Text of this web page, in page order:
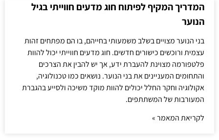
המדריך המקיף לפיתוח חוג מדעים חווייתי בגיל
הנוער
בני הנוער מצויים בשלב משמעותי בחייהם, בו הם מפתחים זהות
עצמית ורוכשים כישורים חדשים. חוג מדעים חווייתי יכול להוות
פלטפורמה מצוינת להעברת ידע, אך יש להבין את הצרכים
והתחומים המעניינים את בני הנוער. נושאים כמו טכנולוגיה,
אקולוגיה וחקר החלל יכולים להוות מוקד משיכה ולסייע בהגברת
המעורבות של המשתתפים.
לקריאת המאמר »